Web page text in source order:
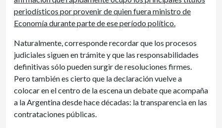
periodísticos por provenir de quien fuera ministro de
Economía durante parte de ese período político.
Naturalmente, corresponde recordar que los procesos
judiciales siguen en trámite y que las responsabilidades
definitivas sólo pueden surgir de resoluciones firmes.
Pero también es cierto que la declaración vuelve a
colocar en el centro de la escena un debate que acompaña
a la Argentina desde hace décadas: la transparencia en las
contrataciones públicas.